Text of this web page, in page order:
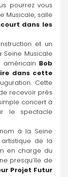
pourrez vous
Musicale, salle
dans les
et un
Seine Musicale
américain Bob
dans cette
Cette
recevoir près
concert à
le spectacle
à la Seine
de la
en charge du
presqu’île de